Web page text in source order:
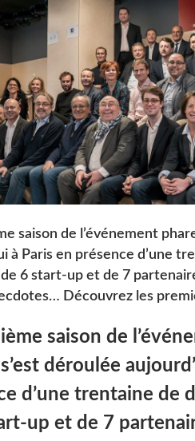
saison de l’événement
à Paris en présence d’une
6 start-up et de 7
Découvrez les
saison de
déroulée
d’une trentaine de
up et de 7